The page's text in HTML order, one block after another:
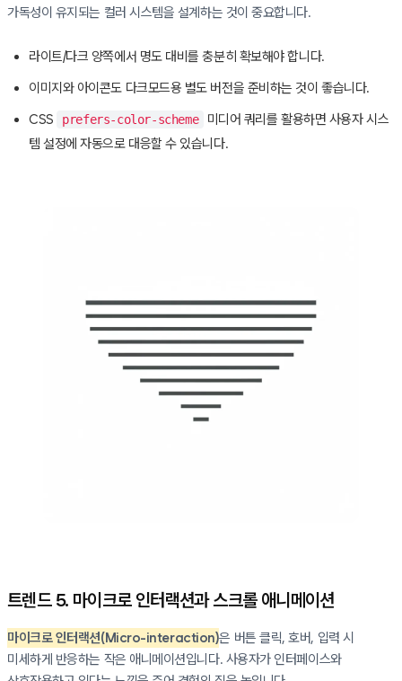
가독성이 유지되는 컬러 시스템을 설계하는 것이 중요합니다.
라이트/다크 양쪽에서 명도 대비를 충분히 확보해야 합니다.
이미지와 아이콘도 다크모드용 별도 버전을 준비하는 것이 좋습니다.
CSS
prefers-color-scheme
미디어 쿼리를 활용하면 사용자 시스
템 설정에 자동으로 대응할 수 있습니다.
트렌드 5. 마이크로 인터랙션과 스크롤 애니메이션
마이크로 인터랙션(Micro-interaction)은 버튼 클릭, 호버, 입력 시
미세하게 반응하는 작은 애니메이션입니다. 사용자가 인터페이스와